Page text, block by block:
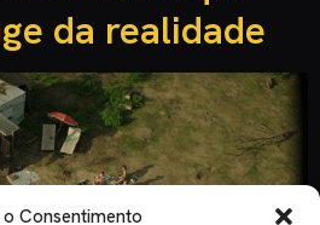
Consentimento
da realidade